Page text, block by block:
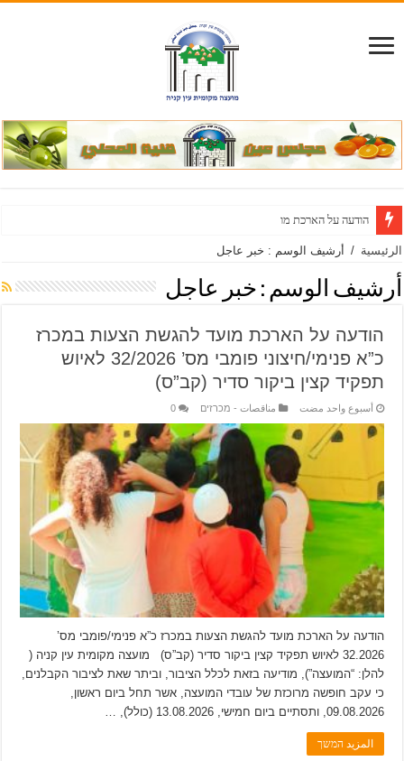
הודעה על הארכת מועד להגשת הצעות והוספת דרישות במכר
الرئيسية / أرشيف الوسم : خبر عاجل
أرشيف الوسم : خبر عاجل
הודעה על הארכת מועד להגשת הצעות במכרז
כ”א פנימי/חיצוני פומבי מס’ 32/2026 לאיוש
תפקיד קצין ביקור סדיר (קב”ס)
‏أسبوع واحد مضت مناقصات - מכרזים 0
הודעה על הארכת מועד להגשת הצעות במכרז כ”א פנימי/פומבי מס’
32.2026 לאיוש תפקיד קצין ביקור סדיר (קב”ס) מועצה מקומית עין קניה (
להלן: “המועצה”), מודיעה בזאת לכלל הציבור, וביתר שאת לציבור הקבלנים,
כי עקב חופשה מרוכזת של עובדי המועצה, אשר תחל ביום ראשון,
09.08.2026, ותסתיים ביום חמישי, 13.08.2026 (כולל), …
المزيد המשך